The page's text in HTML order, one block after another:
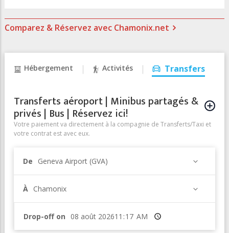
Comparez & Réservez avec Chamonix.net
Hébergement Activités Transfers
Transferts aéroport | Minibus partagés &
privés | Bus | Réservez ici!
Votre paiement va directement à la compagnie de Transferts/Taxi et
votre contrat est avec eux.
De Geneva Airport (GVA)
À Chamonix
Drop-off on Heure